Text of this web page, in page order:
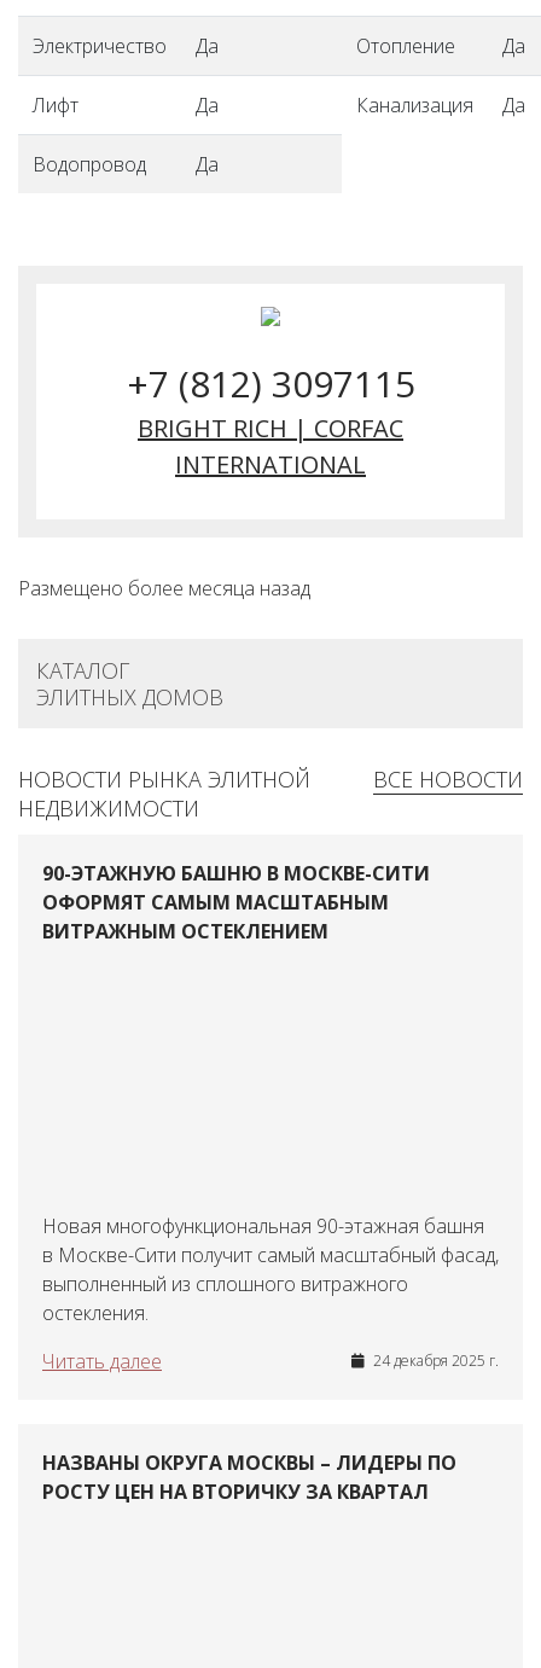
Электричество Да Отопление Да
Лифт Да Канализация Да
Водопровод Да
+7 (812) 3097115
BRIGHT RICH | CORFAC
INTERNATIONAL
Размещено более месяца назад
КАТАЛОГ
ЭЛИТНЫХ ДОМОВ
ВСЕ НОВОСТИ
НОВОСТИ РЫНКА ЭЛИТНОЙ
НЕДВИЖИМОСТИ
90-ЭТАЖНУЮ БАШНЮ В МОСКВЕ-СИТИ
ОФОРМЯТ САМЫМ МАСШТАБНЫМ
ВИТРАЖНЫМ ОСТЕКЛЕНИЕМ
Новая многофункциональная 90-этажная башня
в Москве-Сити получит самый масштабный фасад,
выполненный из сплошного витражного
остекления.
Читать далее
24 декабря 2025 г.
НАЗВАНЫ ОКРУГА МОСКВЫ – ЛИДЕРЫ ПО
РОСТУ ЦЕН НА ВТОРИЧКУ ЗА КВАРТАЛ